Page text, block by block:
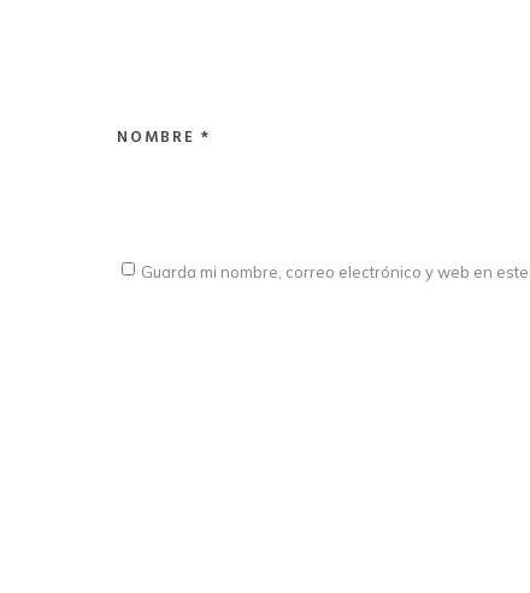
NOMBRE *
Guarda mi nombre, correo electrónico y web en